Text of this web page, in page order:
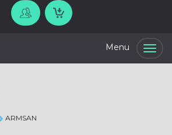
ARMSAN